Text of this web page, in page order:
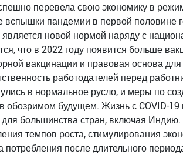
перевела свою экономику в
вспышки пандемии в первой половине
новой нормой наряду с
что в 2022 году появится больше
вакцинации и правовая основа
работодателей перед
в нормальное русло, и меры по
обозримом будущем. Жизнь с COVID-
для большинства стран, включая
темпов роста, стимулирования
потребления после длительного